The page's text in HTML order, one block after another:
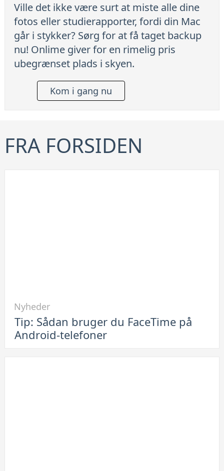
Ville det ikke være surt at miste alle dine
fotos eller studierapporter, fordi din Mac
går i stykker? Sørg for at få taget backup
nu! Onlime giver for en rimelig pris
ubegrænset plads i skyen.
Kom i gang nu
FRA FORSIDEN
Tip:
Sådan
Nyheder
Tip: Sådan bruger du FaceTime på
Android-telefoner